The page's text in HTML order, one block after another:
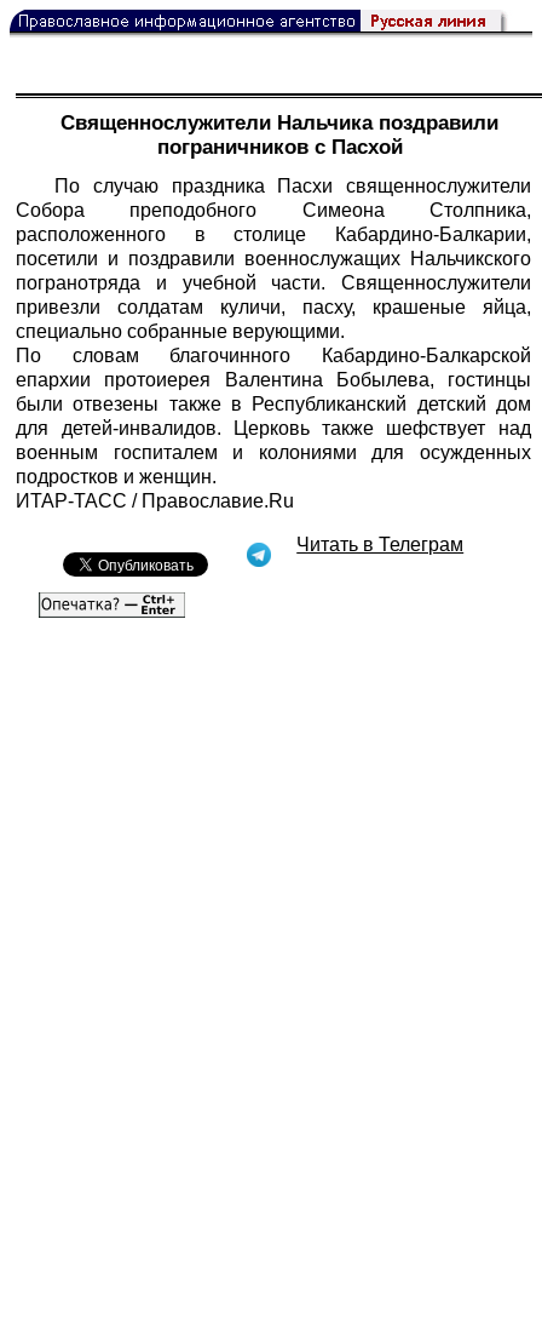
Священнослужители Нальчика поздравили
пограничников с Пасхой
По случаю праздника Пасхи священнослужители
Собора преподобного Симеона Столпника,
расположенного в столице Кабардино-Балкарии,
посетили и поздравили военнослужащих Нальчикского
погранотряда и учебной части. Священнослужители
привезли солдатам куличи, пасху, крашеные яйца,
специально собранные верующими.
По словам благочинного Кабардино-Балкарской
епархии протоиерея Валентина Бобылева, гостинцы
были отвезены также в Республиканский детский дом
для детей-инвалидов. Церковь также шефствует над
военным госпиталем и колониями для осужденных
подростков и женщин.
ИТАР-ТАСС / Православие.Ru
Читать в Телеграм